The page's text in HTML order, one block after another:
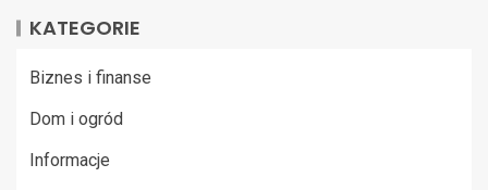
KATEGORIE
Biznes i finanse
Dom i ogród
Informacje